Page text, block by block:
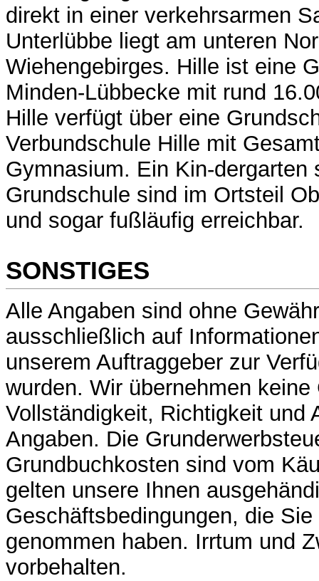
direkt in einer verkehrsarmen
Unterlübbe liegt am unteren
Wiehengebirges. Hille ist eine
Minden-Lübbecke mit rund
Hille verfügt über eine
Verbundschule Hille mit
Gymnasium. Ein Kin-dergarten
Grundschule sind im Ortsteil
und sogar fußläufig erreichbar.
SONSTIGES
Alle Angaben sind ohne
ausschließlich auf
unserem Auftraggeber zur
wurden. Wir übernehmen keine
Vollständigkeit, Richtigkeit und
Angaben. Die
Grundbuchkosten sind vom
gelten unsere Ihnen
Geschäftsbedingungen, die
genommen haben. Irrtum und
vorbehalten.